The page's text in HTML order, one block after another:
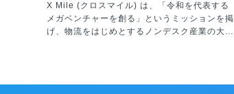
X Mile (クロスマイル) は、「令和を代表する
メガベンチャーを創る」というミッションを掲
げ、物流をはじめとするノンデスク産業の大き
産業の市場規模は合計100兆円にも上り、「人